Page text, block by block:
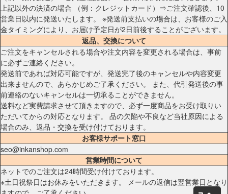
上記以外の決済の場合 （例：クレジットカード）⇒ご注文確認後、10
営業日以内に発送いたします。 ※発送前支払いの場合は、お客様のご入
金タイミングにより、お届け予定日が2日前後することがございます。
返品、交換について
ご注文をキャンセルされる場合や注文内容を変更される場合は、事前
に必ずご連絡ください。
発送前であれば対応可能ですが、発送完了後のキャンセルや内容変更
出来ませんので、あらかじめご了承ください。 また、代引発送後の事
前連絡のないキャンセルは一切承ることができません。
送料など実費請求させて頂きますので、必ず一度商品をお受け取りい
ただいてからの対応となります。 品の欠陥や不良など当社原因による
場合のみ、返品・交換を受け付けております。
お客様サポート窓口
seo@inkanshop.com
営業時間について
ネットでのご注文は24時間受け付けております。
※土日祝祭日はお休みをいただきます。 メールの返信は翌営業日となり